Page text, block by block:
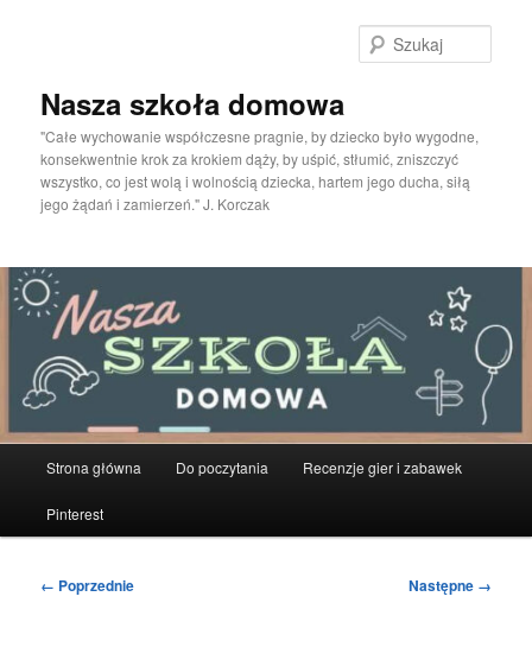
Nasza szkoła domowa
"Całe wychowanie współczesne pragnie, by dziecko było wygodne,
konsekwentnie krok za krokiem dąży, by uśpić, stłumić, zniszczyć
wszystko, co jest wolą i wolnością dziecka, hartem jego ducha, siłą
jego żądań i zamierzeń." J. Korczak
Strona główna Do poczytania Recenzje gier i zabawek
Pinterest
Nawigacja
← Poprzednie Następne →